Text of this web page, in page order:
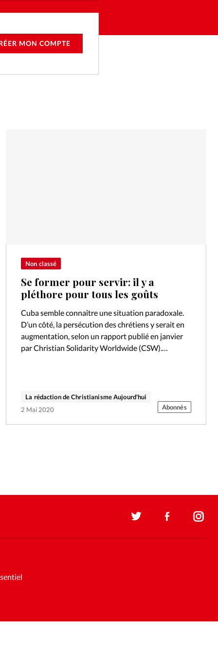
MON COMPTE
Non classé
Se former pour servir: il y a
pléthore pour tous les goûts
Cuba semble connaître une situation paradoxale.
D’un côté, la persécution des chrétiens y serait en
augmentation, selon un rapport publié en janvier
par Christian Solidarity Worldwide (CSW).
La rédaction de Christianisme Aujourd'hui
2 Mai 2020
Abonnés